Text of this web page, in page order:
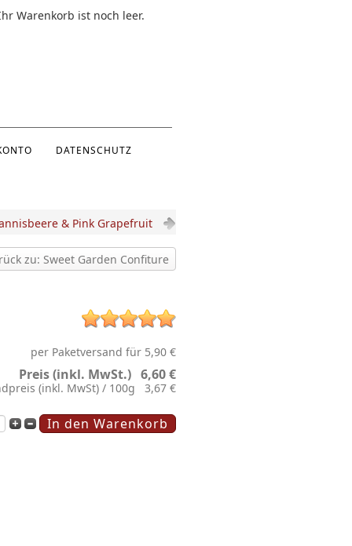
Warenkorb ist noch leer.
DATENSCHUTZ
& Pink Grapefruit
zu: Sweet Garden Confiture
per Paketversand für 5,90 €
Preis (inkl. MwSt.) 6,60 €
(inkl. MwSt) / 100g 3,67 €